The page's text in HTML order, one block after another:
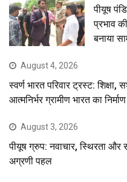
पीयूष
प्रभाव
बनाया
August 4, 2026
स्वर्ण भारत परिवार ट्रस्ट:
आत्मनिर्भर ग्रामीण भारत का निर्माण
August 3, 2026
पीयूष ग्रुप: नवाचार, स्थिरता
अग्रणी पहल